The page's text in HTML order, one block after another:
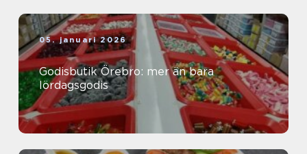
05. januari 2026
Godisbutik Örebro: mer än bara
lördagsgodis